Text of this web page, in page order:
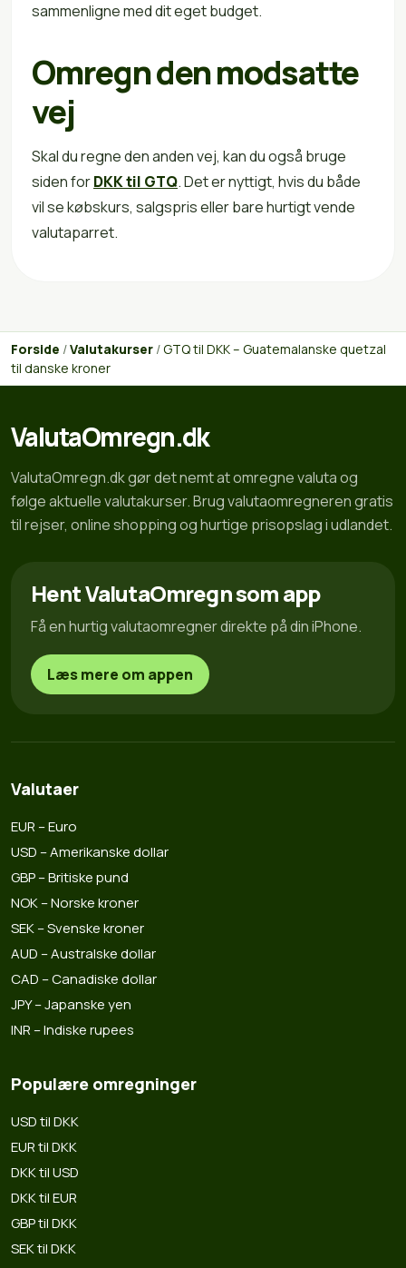
sammenligne med dit eget budget.
Omregn den modsatte
vej
Skal du regne den anden vej, kan du også bruge
siden forDKK til GTQ. Det er nyttigt, hvis du både
vil se købskurs, salgspris eller bare hurtigt vende
valutaparret.
Forside /Valutakurser /GTQ til DKK – Guatemalanske quetzal
til danske kroner
ValutaOmregn.dk
ValutaOmregn.dk gør det nemt at omregne valuta og
følge aktuelle valutakurser. Brug valutaomregneren gratis
til rejser, online shopping og hurtige prisopslag i udlandet.
Hent ValutaOmregn som app
Få en hurtig valutaomregner direkte på din iPhone.
Læs mere om appen
Valutaer
EUR – Euro
USD – Amerikanske dollar
GBP – Britiske pund
NOK – Norske kroner
SEK – Svenske kroner
AUD – Australske dollar
CAD – Canadiske dollar
JPY – Japanske yen
INR – Indiske rupees
Populære omregninger
USD til DKK
EUR til DKK
DKK til USD
DKK til EUR
GBP til DKK
SEK til DKK